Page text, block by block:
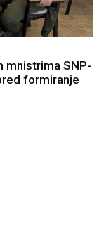
mnistrima SNP-
formiranje